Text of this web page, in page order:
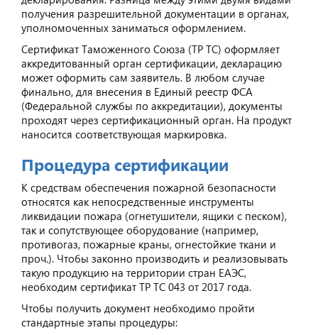
получения разрешительной документации в органах,
уполномоченных заниматься оформлением.
Сертификат Таможенного Союза (ТР ТС) оформляет
аккредитованный орган сертификации, декларацию
может оформить сам заявитель. В любом случае
финально, для внесения в Единый реестр ФСА
(Федеральной службы по аккредитации), документы
проходят через сертификационный орган. На продукт
наносится соответствующая маркировка.
Процедура сертификации
К средствам обеспечения пожарной безопасности
относятся как непосредственные инструменты
ликвидации пожара (огнетушители, ящики с песком),
так и сопутствующее оборудование (например,
противогаз, пожарные краны, огнестойкие ткани и
проч.). Чтобы законно производить и реализовывать
такую продукцию на территории стран ЕАЭС,
необходим сертификат ТР ТС 043 от 2017 года.
Чтобы получить документ необходимо пройти
стандартные этапы процедуры: